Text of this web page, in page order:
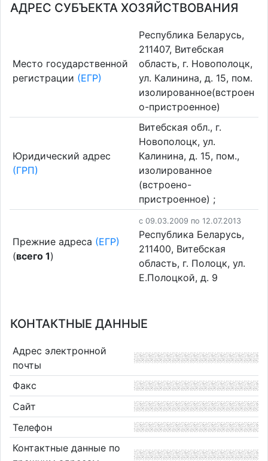
АДРЕС СУБЪЕКТА ХОЗЯЙСТВОВАНИЯ
Место государственной
регистрации (ЕГР)
Республика Беларусь,
211407, Витебская
область, г. Новополоцк,
ул. Калинина, д. 15, пом.
изолированное(встроен
о-пристроенное)
Юридический адрес
(ГРП)
Витебская обл., г.
Новополоцк, ул.
Калинина, д. 15, пом.,
изолированное
(встроено-
пристроенное) ;
Прежние адреса (ЕГР)
(всего 1)
c 09.03.2009 по 12.07.2013
Республика Беларусь,
211400, Витебская
область, г. Полоцк, ул.
Е.Полоцкой, д. 9
КОНТАКТНЫЕ ДАННЫЕ
Адрес электронной
почты
Факс
Сайт
Телефон
Контактные данные по